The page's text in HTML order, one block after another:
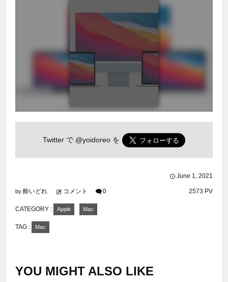
Twitter で @yoidoreo を
June 1 2021
by 酔いどれ コメント 0 2573 PV
CATEGORY : Apple Mac
TAG : Mac
YOU MIGHT ALSO LIKE